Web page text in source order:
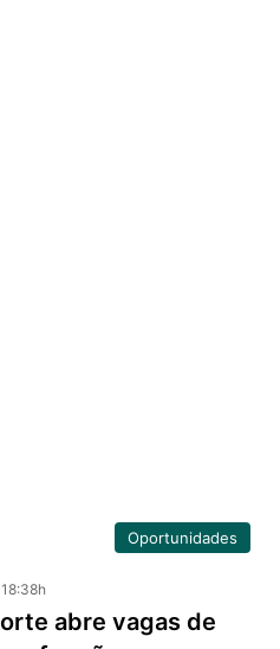
Oportunidades
abre vagas de